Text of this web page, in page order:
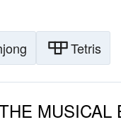
Tetris
MUSICAL